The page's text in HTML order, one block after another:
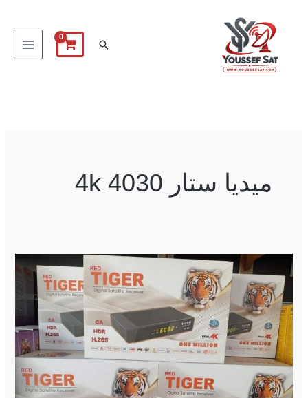
البحث
ميديا ستار 4030 4k
احدث
ملف
قنوات
لتايجر
وان
مليون